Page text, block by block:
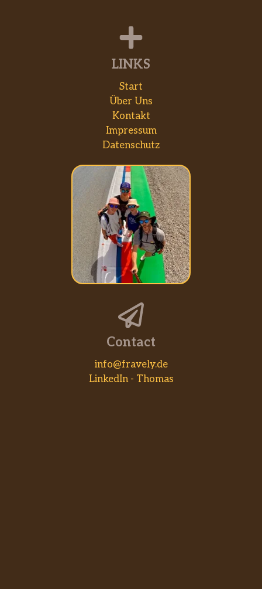
LINKS
Start
Über Uns
Kontakt
Impressum
Datenschutz
Contact
info@fravely.de
LinkedIn - Thomas